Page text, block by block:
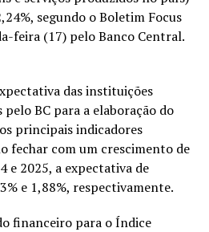
segundo o Boletim Focus
feira (17) pelo Banco Central.
das instituições
BC para a elaboração do
principais indicadores
fechar com um crescimento de
e 2025, a expectativa de
e 1,88%, respectivamente.
financeiro para o Índice